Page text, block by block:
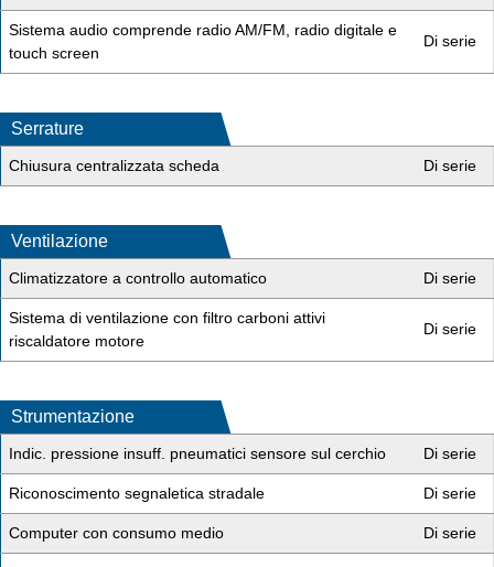
Sistema audio comprende radio AM/FM, radio digitale e
touch screen
Di serie
Serrature
Chiusura centralizzata scheda Di serie
Ventilazione
Climatizzatore a controllo automatico Di serie
Sistema di ventilazione con filtro carboni attivi
riscaldatore motore
Di serie
Strumentazione
Indic. pressione insuff. pneumatici sensore sul cerchio Di serie
Riconoscimento segnaletica stradale Di serie
Computer con consumo medio Di serie